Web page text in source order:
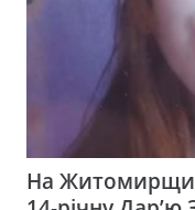
На